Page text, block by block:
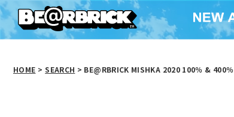
HOME > SEARCH > BE@RBRICK MISHKA 2020 100％ & 400％